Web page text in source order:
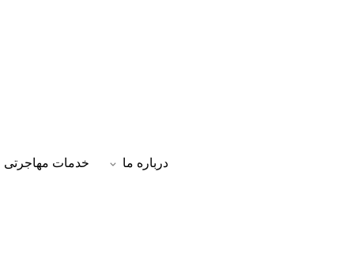
درباره ما خدمات مهاجرتی